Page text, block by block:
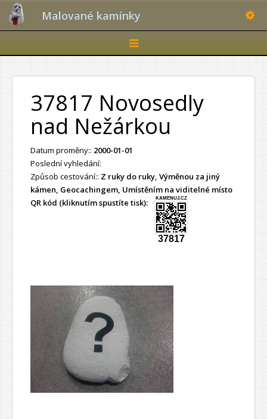
Malované kamínky
Toggle
navigation
37817 Novosedly
nad Nežárkou
Datum proměny:: 2000-01-01
Poslední vyhledání:
Způsob cestování:: Z ruky do ruky, Výměnou za jiný
kámen, Geocachingem, Umístěním na viditelné místo
QR kód (kliknutím spustíte tisk):
KAMENUJ.CZ
37817